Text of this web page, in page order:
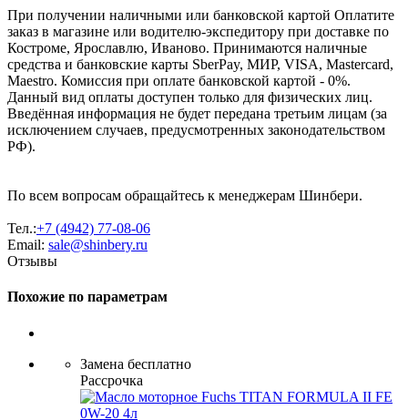
При получении наличными или банковской картой Оплатите
заказ в магазине или водителю-экспедитору при доставке по
Костроме, Ярославлю, Иваново. Принимаются наличные
средства и банковские карты SberPay, МИР, VISA, Mastercard,
Maestro. Комиссия при оплате банковской картой - 0%.
Данный вид оплаты доступен только для физических лиц.
Введённая информация не будет передана третьим лицам (за
исключением случаев, предусмотренных законодательством
РФ).
По всем вопросам обращайтесь к менеджерам Шинбери.
Тел.:+7 (4942) 77-08-06
Email: sale@shinbery.ru
Отзывы
Похожие по параметрам
Замена бесплатно
Рассрочка